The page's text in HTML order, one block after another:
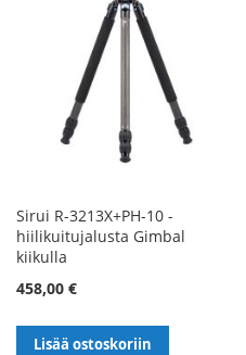
Sirui R-3213X+PH-10 -
hiilikuitujalusta Gimbal
kiikulla
458,00 €
Lisää ostoskoriin